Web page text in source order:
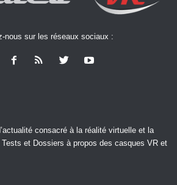
nous sur les réseaux sociaux :
consacré à la réalité virtuelle et la
et Dossiers à propos des casques VR et